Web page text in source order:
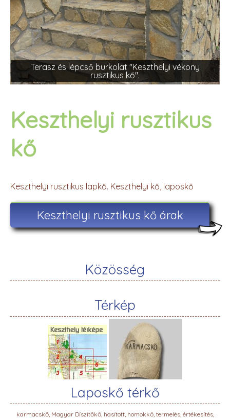
Terasz és lépcső burkolat "Keszthelyi vékony
rusztikus kő".
Keszthelyi rusztikus
kő
Keszthelyi rusztikus lapkő. Keszthelyi kő, laposkő
Keszthelyi rusztikus kő árak
Közösség
Térkép
Laposkő térkő
karmacskő, Magyar Díszítőkő, hasított, homokkő, termelés, értékesítés,